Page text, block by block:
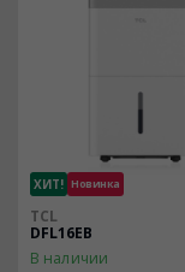
ХИТ! Новинка
TCL
DFL16EB
В наличии